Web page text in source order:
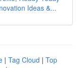
Ideas &...
| Tag Cloud | Top